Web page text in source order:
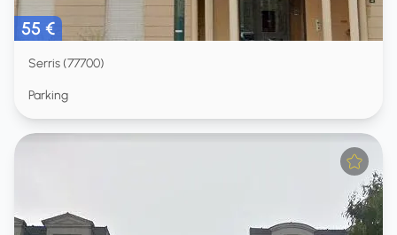
55 €
Serris (77700)
Parking